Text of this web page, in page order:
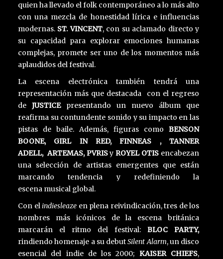
quien ha llevado el folk contemporáneo a lo más alto
con una mezcla de honestidad lírica e influencias
modernas. ST. VINCENT, con su aclamado directo y
su capacidad para explorar emociones humanas
complejas, promete ser uno de los momentos más
aplaudidos del festival.
La escena electrónica también tendrá una
representación más que destacada con el regreso
de JUSTICE presentando un nuevo álbum que
reafirma su contundente sonido y su impacto en las
pistas de baile. Además, figuras como BENSON
BOONE, GIRL IN RED, FINNEAS , TANNER
ADELL, ARTEMAS, PVRISy ROYEL OTIS encabezan
una selección de artistas emergentes que están
marcando tendencia y redefiniendo la
escena musical global.
Con elindiesleaze en plena reivindicación, tres de los
nombres más icónicos de la escena británica
marcarán el ritmo del festival: BLOC PARTY,
rindiendo homenaje a su debutSilent Alarm, un disco
esencial del indie de los 2000; KAISER CHIEFS,